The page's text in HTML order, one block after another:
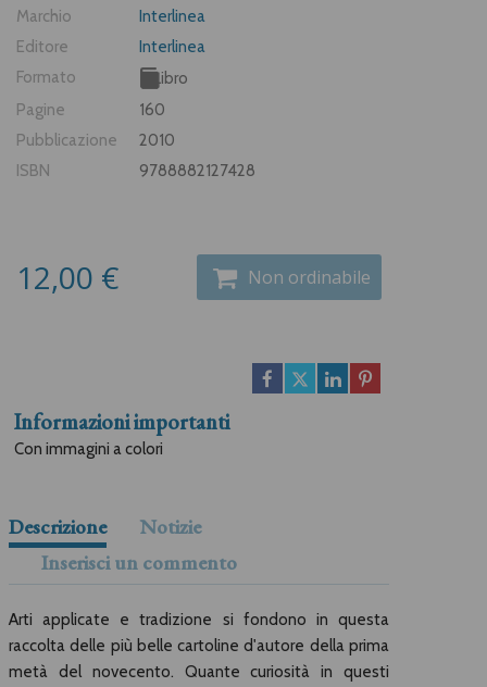
Marchio
Interlinea
Editore
Interlinea
Formato
Libro
Pagine
160
Pubblicazione
2010
ISBN
9788882127428
12,00 € Non ordinabile
Informazioni importanti
Con immagini a colori
Descrizione
Notizie
Inserisci un commento
Arti applicate e tradizione si fondono in questa
raccolta delle più belle cartoline d'autore della prima
metà del novecento. Quante curiosità in questi